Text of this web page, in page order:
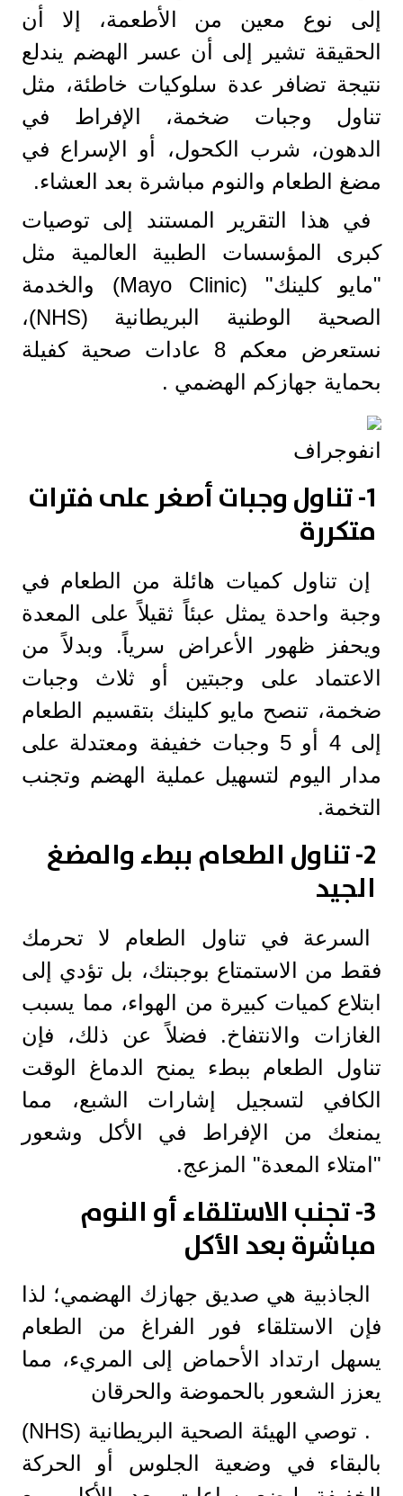
إلى نوع معين من الأطعمة، إلا أن
الحقيقة تشير إلى أن عسر الهضم يندلع
نتيجة تضافر عدة سلوكيات خاطئة، مثل
تناول وجبات ضخمة، الإفراط في
الدهون، شرب الكحول، أو الإسراع في
مضغ الطعام والنوم مباشرة بعد العشاء.
في هذا التقرير المستند إلى توصيات
كبرى المؤسسات الطبية العالمية مثل
"مايو كلينك" (Mayo Clinic) والخدمة
الصحية الوطنية البريطانية (NHS)،
نستعرض معكم 8 عادات صحية كفيلة
بحماية جهازكم الهضمي .
انفوجراف
1- تناول وجبات أصغر على فترات
متكررة
إن تناول كميات هائلة من الطعام في
وجبة واحدة يمثل عبئاً ثقيلاً على المعدة
ويحفز ظهور الأعراض سرياً. وبدلاً من
الاعتماد على وجبتين أو ثلاث وجبات
ضخمة، تنصح مايو كلينك بتقسيم الطعام
إلى 4 أو 5 وجبات خفيفة ومعتدلة على
مدار اليوم لتسهيل عملية الهضم وتجنب
التخمة.
2- تناول الطعام ببطء والمضغ
الجيد
السرعة في تناول الطعام لا تحرمك
فقط من الاستمتاع بوجبتك، بل تؤدي إلى
ابتلاع كميات كبيرة من الهواء، مما يسبب
الغازات والانتفاخ. فضلاً عن ذلك، فإن
تناول الطعام ببطء يمنح الدماغ الوقت
الكافي لتسجيل إشارات الشبع، مما
يمنعك من الإفراط في الأكل وشعور
"امتلاء المعدة" المزعج.
3- تجنب الاستلقاء أو النوم
مباشرة بعد الأكل
الجاذبية هي صديق جهازك الهضمي؛ لذا
فإن الاستلقاء فور الفراغ من الطعام
يسهل ارتداد الأحماض إلى المريء، مما
يعزز الشعور بالحموضة والحرقان
. توصي الهيئة الصحية البريطانية (NHS)
بالبقاء في وضعية الجلوس أو الحركة